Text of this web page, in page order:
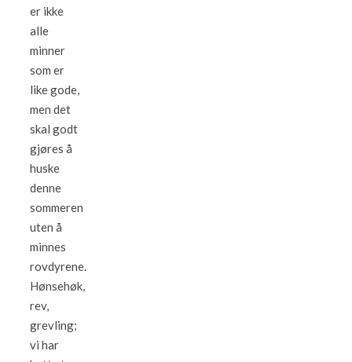
er ikke
alle
minner
som er
like gode,
men det
skal godt
gjøres å
huske
denne
sommeren
uten å
minnes
rovdyrene.
Hønsehøk,
rev,
grevling;
vi har